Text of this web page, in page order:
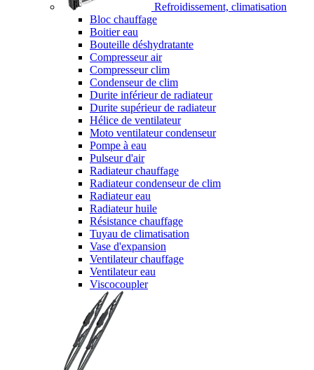
Refroidissement, climatisation
Bloc chauffage
Boitier eau
Bouteille déshydratante
Compresseur air
Compresseur clim
Condenseur de clim
Durite inférieur de radiateur
Durite supérieur de radiateur
Hélice de ventilateur
Moto ventilateur condenseur
Pompe à eau
Pulseur d'air
Radiateur chauffage
Radiateur condenseur de clim
Radiateur eau
Radiateur huile
Résistance chauffage
Tuyau de climatisation
Vase d'expansion
Ventilateur chauffage
Ventilateur eau
Viscocoupler